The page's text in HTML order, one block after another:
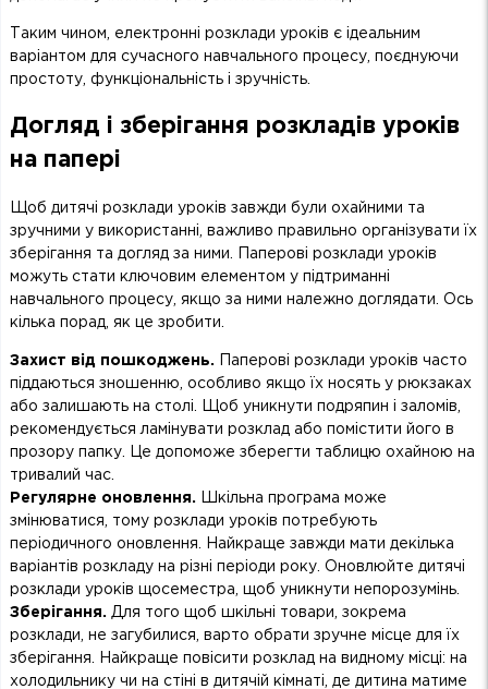
Таким чином, електронні розклади уроків є ідеальним
варіантом для сучасного навчального процесу, поєднуючи
простоту, функціональність і зручність.
Догляд і зберігання розкладів уроків
на папері
Щоб дитячі розклади уроків завжди були охайними та
зручними у використанні, важливо правильно організувати їх
зберігання та догляд за ними. Паперові розклади уроків
можуть стати ключовим елементом у підтриманні
навчального процесу, якщо за ними належно доглядати. Ось
кілька порад, як це зробити.
Захист від пошкоджень. Паперові розклади уроків часто
піддаються зношенню, особливо якщо їх носять у рюкзаках
або залишають на столі. Щоб уникнути подряпин і заломів,
рекомендується ламінувати розклад або помістити його в
прозору папку. Це допоможе зберегти таблицю охайною на
тривалий час.
Регулярне оновлення. Шкільна програма може
змінюватися, тому розклади уроків потребують
періодичного оновлення. Найкраще завжди мати декілька
варіантів розкладу на різні періоди року. Оновлюйте дитячі
розклади уроків щосеместра, щоб уникнути непорозумінь.
Зберігання. Для того щоб шкільні товари, зокрема
розклади, не загубилися, варто обрати зручне місце для їх
зберігання. Найкраще повісити розклад на видному місці: на
холодильнику чи на стіні в дитячій кімнаті, де дитина матиме